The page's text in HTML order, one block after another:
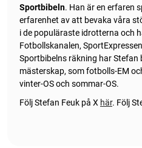
Sportbibeln. Han är en erfaren
erfarenhet av att bevaka våra
i de populäraste idrotterna och
Fotbollskanalen,
Sportbibelns räkning har Stefan
mästerskap, som fotbolls-EM
vinter-OS och sommar-OS.
Följ Stefan Feuk på X här. Följ